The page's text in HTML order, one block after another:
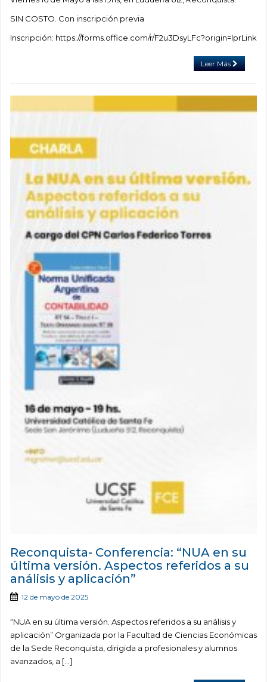
SIN COSTO. Con inscripción previa
Inscripción: https://forms.office.com/r/F2u3DsyLFc?origin=lprLink
Leer Más
Reconquista- Conferencia: “NUA en su
última versión. Aspectos referidos a su
análisis y aplicación”
12 de mayo de 2025
“NUA en su última versión. Aspectos referidos a su análisis y
aplicación” Organizada por la Facultad de Ciencias Económicas
de la Sede Reconquista, dirigida a profesionales y alumnos
avanzados, a […]